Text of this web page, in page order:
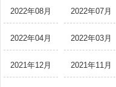
2022年08月 2022年07月
2022年04月 2022年03月
2021年12月 2021年11月